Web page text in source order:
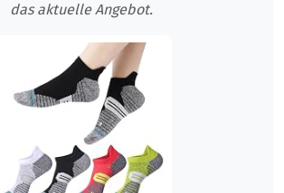
das aktuelle Angebot.